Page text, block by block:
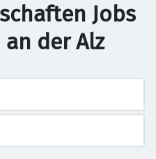
Jobs
der Alz